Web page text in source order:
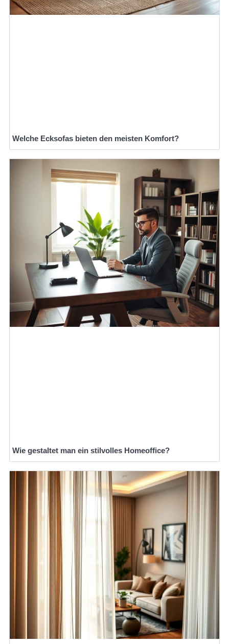
Welche Ecksofas bieten den meisten Komfort?
Wie gestaltet man ein stilvolles Homeoffice?